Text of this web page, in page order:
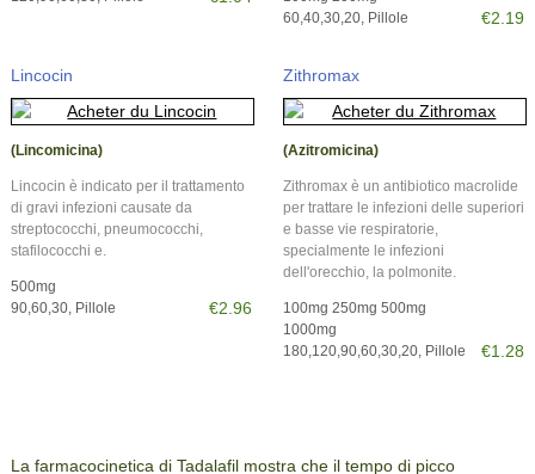
60,40,30,20, Pillole
€2.19
Lincocin
(Lincomicina)
Lincocin è indicato per il trattamento
di gravi infezioni causate da
streptococchi, pneumococchi,
stafilococchi e.
500mg
90,60,30, Pillole
€2.96
Zithromax
(Azitromicina)
Zithromax è un antibiotico macrolide
per trattare le infezioni delle superiori
e basse vie respiratorie,
specialmente le infezioni
dell'orecchio, la polmonite.
100mg 250mg 500mg
1000mg
180,120,90,60,30,20, Pillole
€1.28
La farmacocinetica di Tadalafil mostra che il tempo di picco